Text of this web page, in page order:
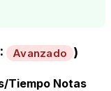
Avanzado )
Tiempo Notas